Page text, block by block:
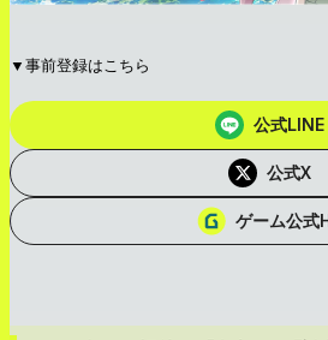
▼事前登録はこちら
公式LINE
公式X
ゲーム公式